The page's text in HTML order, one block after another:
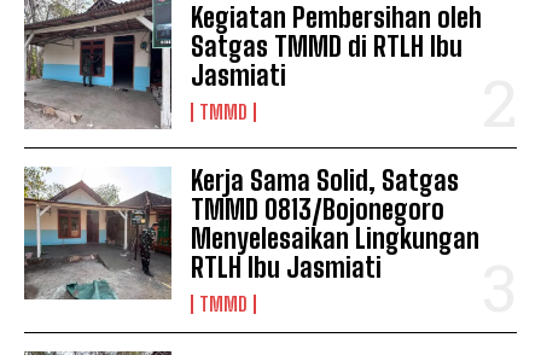
Kegiatan Pembersihan oleh
Satgas TMMD di RTLH Ibu
Jasmiati
TMMD
Kerja Sama Solid, Satgas
TMMD 0813/Bojonegoro
Menyelesaikan Lingkungan
RTLH Ibu Jasmiati
TMMD